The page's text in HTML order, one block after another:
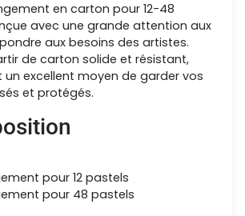
en carton pour 12-48
avec une grande attention aux
aux besoins des artistes.
de carton solide et résistant,
excellent moyen de garder vos
et protégés.
pour 12 pastels
pour 48 pastels